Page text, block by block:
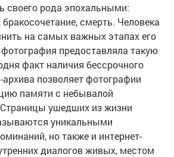
своего рода эпохальными:
смерть. Человека
на самых важных этапах его
предоставляла такую
факт наличия бессрочного
позволяет фотографии
памяти с небывалой
ушедших из жизни
уникальными
но также и интернет-
диалогов живых, местом